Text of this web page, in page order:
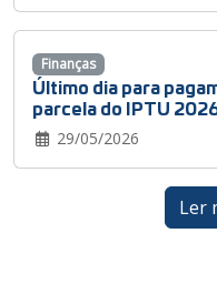
Último dia para
parcela do IPTU
29/05/2026
Finanças
Ler